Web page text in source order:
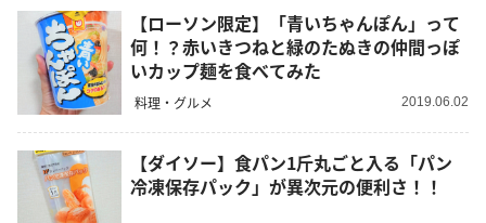
【ローソン限定】「青いちゃんぽん」って
何！？赤いきつねと緑のたぬきの仲間っぽ
いカップ麺を食べてみた
料理・グルメ 2019.06.02
【ダイソー】食パン1斤丸ごと入る「パン
冷凍保存パック」が異次元の便利さ！！